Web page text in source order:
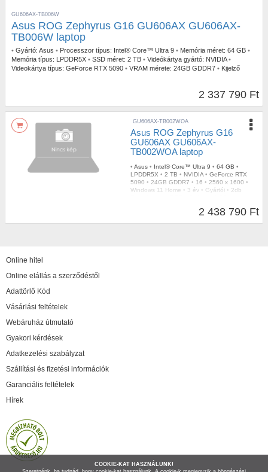
GU606AX-TB006W
Asus ROG Zephyrus G16 GU606AX GU606AX-
TB006W laptop
• Gyártó: Asus • Processzor típus: Intel® Core™ Ultra 9 • Memória méret: 64 GB •
Memória típus: LPDDR5X • SSD méret: 2 TB • Videókártya gyártó: NVIDIA •
Videokártya típus: GeForce RTX 5090 • VRAM mérete: 24GB GDDR7 • Kijelző
1,85 kg
2 337 790 Ft
GU606AX-TB002WOA
Asus ROG Zephyrus G16
GU606AX GU606AX-
TB002WOA laptop
• Asus • Intel® Core™ Ultra 9 • 64 GB •
LPDDR5X • 2 TB • NVIDIA • GeForce RTX
5090 • 24GB GDDR7 • 16 • 2560 x 1600 •
Windows 11 Home • 3 év • Gyártói • 2db
2 438 790 Ft
Online hitel
Online elállás a szerződéstől
Adattörlő Kód
Vásárlási feltételek
Webáruház útmutató
Gyakori kérdések
Adatkezelési szabályzat
Szállítási és fizetési információk
Garanciális feltételek
Hírek
COOKIE-KAT HASZNÁLUNK!